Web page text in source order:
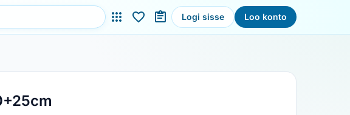
Logi sisse Loo konto